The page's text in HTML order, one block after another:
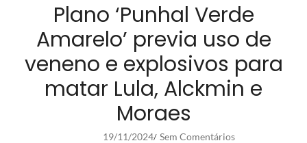
Plano ‘Punhal Verde
Amarelo’ previa uso de
veneno e explosivos para
matar Lula, Alckmin e
Moraes
19/11/2024/ Sem Comentários